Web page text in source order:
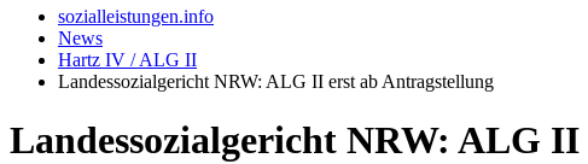
sozialleistungen.info
News
Hartz IV / ALG II
Landessozialgericht NRW: ALG II erst ab Antragstellung
Landessozialgericht NRW: ALG